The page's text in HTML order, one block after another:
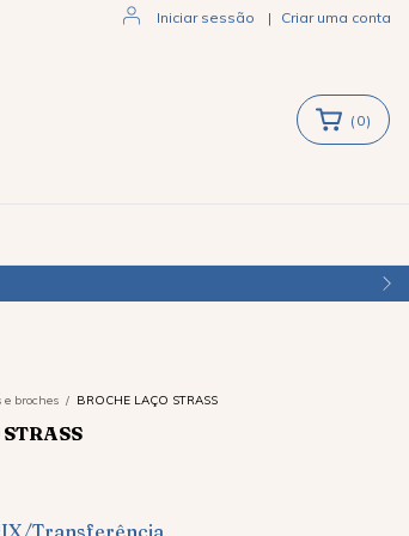
Iniciar sessão | Criar uma conta
( 0)
e broches / BROCHE LAÇO STRASS
Transferência